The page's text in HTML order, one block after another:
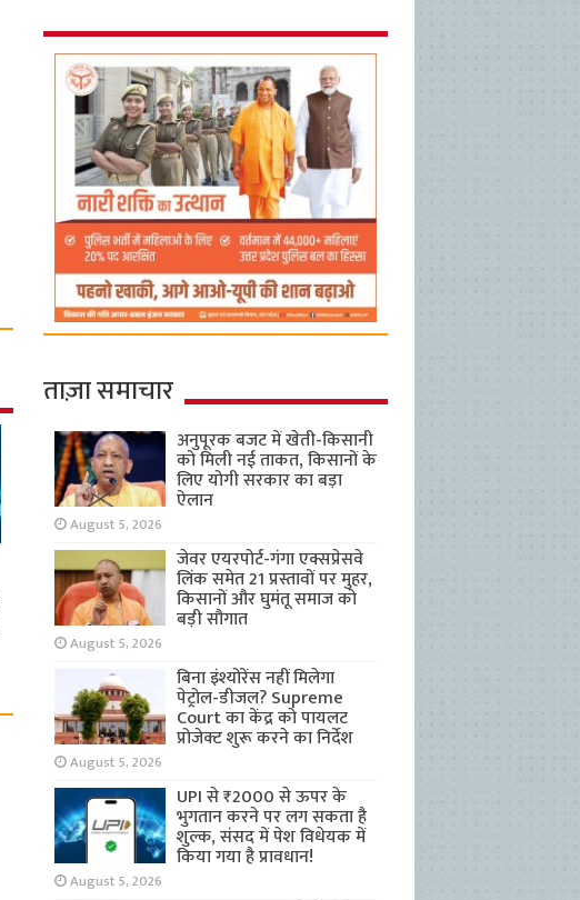
ताज़ा समाचार
अनुपूरक बजट में खेती-किसानी
को मिली नई ताकत, किसानों के
लिए योगी सरकार का बड़ा
ऐलान
August 5, 2026
जेवर एयरपोर्ट-गंगा एक्सप्रेसवे
लिंक समेत 21 प्रस्तावों पर मुहर,
किसानों और घुमंतू समाज को
बड़ी सौगात
August 5, 2026
बिना इंश्योरेंस नहीं मिलेगा
पेट्रोल-डीजल? Supreme
Court का केंद्र को पायलट
प्रोजेक्ट शुरू करने का निर्देश
August 5, 2026
UPI से ₹2000 से ऊपर के
भुगतान करने पर लग सकता है
शुल्क, संसद में पेश विधेयक में
किया गया है प्रावधान!
August 5, 2026